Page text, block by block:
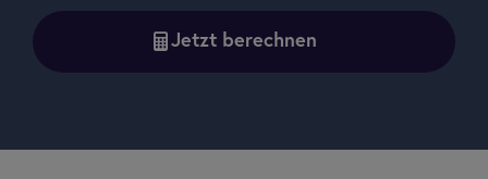
Jetzt berechnen